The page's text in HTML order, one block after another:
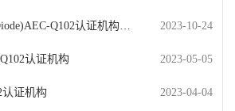
2023-10-24
Q102认证机构…
2023-05-05
认证机构
2023-04-04
认证机构